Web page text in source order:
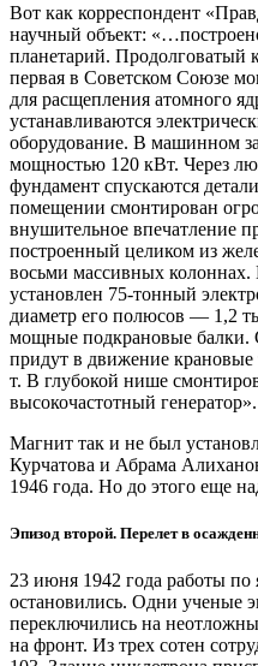
Вот как корреспондент
научный объект:
планетарий. Продолговатый
первая в Советском Союзе
для расщепления атомного
устанавливаются
оборудование. В машинном
мощностью 120 кВт. Через
фундамент спускаются
помещении смонтирован
внушительное впечатление
построенный целиком из
восьми массивных колоннах.
установлен 75‑тонный
диаметр его полюсов — ​1,2
мощные подкрановые балки.
придут в движение
т. В глубокой нише
высокочастотный генератор».
Магнит так и не был
Курчатова и Абрама
1946 года. Но до этого еще
Эпизод второй. Перелет в
23 июня 1942 года работы
остановились. Одни ученые
переключились на
на фронт. Из трех сотен